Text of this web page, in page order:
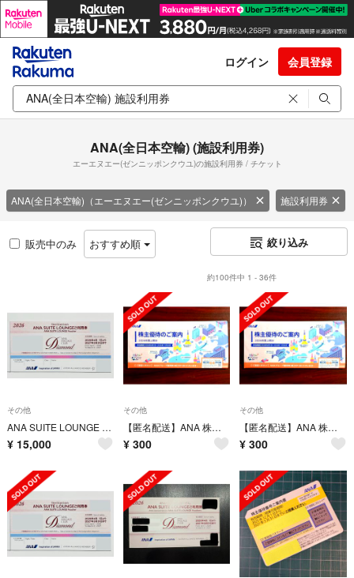
ログイン 会員登録
ANA(全日本空輸) (施設利用券)
エーエヌエー(ゼンニッポンクウユ)の施設利用券 / チケット
ANA(全日本空輸)（エーエヌエー(ゼンニッポンクウユ)） 施設利用券
販売中のみ おすすめ順 絞り込み
約100件中 1 - 36件
その他
ANA SUITE LOUNGE ご利用券 1枚 即日発送
¥ 15,000
その他
【匿名配送】ANA 株主優待冊子 ANAFESTA10%引 26/5発行 1冊
¥ 300
その他
【匿名配送】ANA 株主優待冊子 ANAFESTA10%引 26/5発行 1冊
¥ 300